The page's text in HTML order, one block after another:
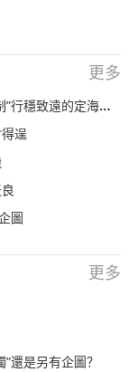
更多
穩致遠的定海神針
逞
圖
更多
還是另有企圖？